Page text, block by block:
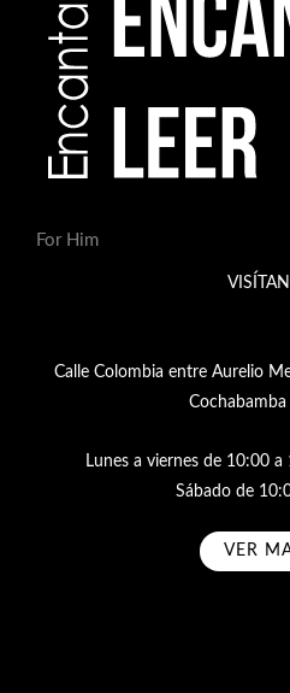
For Him
Calle Colombia entre Aurelio
Cochabamba
Lunes a viernes de 10:00
Sábado de
VER